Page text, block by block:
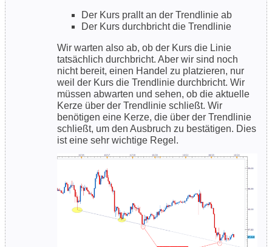
Der Kurs prallt an der Trendlinie ab
Der Kurs durchbricht die Trendlinie
Wir warten also ab, ob der Kurs die Linie
tatsächlich durchbricht. Aber wir sind noch
nicht bereit, einen Handel zu platzieren, nur
weil der Kurs die Trendlinie durchbricht. Wir
müssen abwarten und sehen, ob die aktuelle
Kerze über der Trendlinie schließt. Wir
benötigen eine Kerze, die über der Trendlinie
schließt, um den Ausbruch zu bestätigen. Dies
ist eine sehr wichtige Regel.